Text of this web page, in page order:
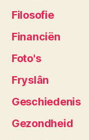
Filosofie
Financiën
Foto's
Fryslân
Geschiedenis
Gezondheid